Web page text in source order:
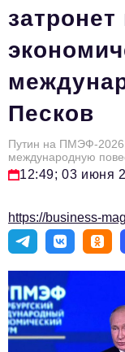
HR
Персона номера
Инфраструктура
Технологии и тренды
Туризм
Импортозамещение
Авторские
Телефон
Электронные
затронет
Песков
Путин на ПМЭФ-2026
международную
12:49; 03 июня
https://business-